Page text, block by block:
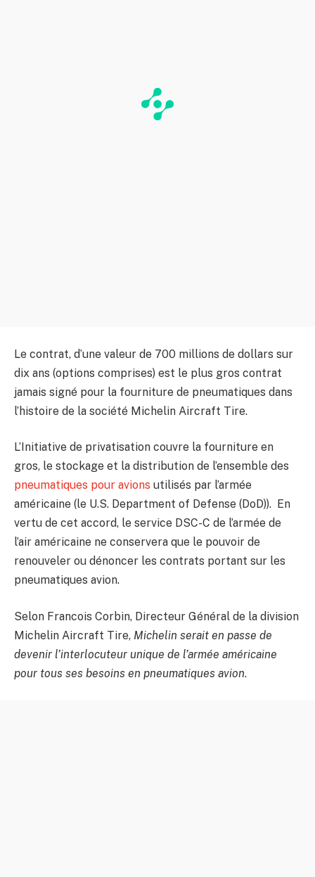
Le contrat, d’une valeur de 700 millions de dollars sur
dix ans (options comprises) est le plus gros contrat
jamais signé pour la fourniture de pneumatiques dans
l’histoire de la société Michelin Aircraft Tire.
L’Initiative de privatisation couvre la fourniture en
gros, le stockage et la distribution de l’ensemble des
pneumatiques pour avions utilisés par l’armée
américaine (le U.S. Department of Defense (DoD)). En
vertu de cet accord, le service DSC-C de l’armée de
l’air américaine ne conservera que le pouvoir de
renouveler ou dénoncer les contrats portant sur les
pneumatiques avion.
Selon Francois Corbin, Directeur Général de la division
Michelin Aircraft Tire, Michelin serait en passe de
devenir l’interlocuteur unique de l’armée américaine
pour tous ses besoins en pneumatiques avion.